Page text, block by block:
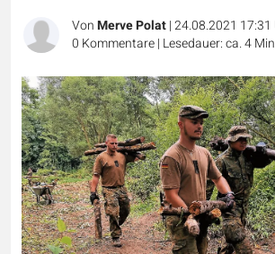
VonMerve Polat|24.08.2021 17:31
0 Kommentare| Lesedauer: ca. 4